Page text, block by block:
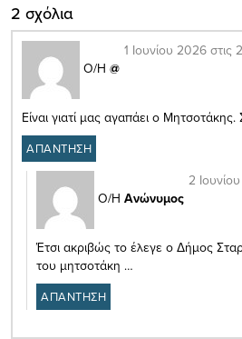
2 σχόλια
Ο/Η @
1 Ιουνίου 2026 στις
Είναι γιατί μας αγαπάει ο
ΑΠΑΝΤΗΣΗ
Ο/Η Ανώνυμος
2
Έτσι ακριβώς το έλεγε ο Δήμος
του μητσοτάκη …
ΑΠΑΝΤΗΣΗ